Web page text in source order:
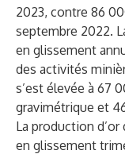
2023, contre 86
septembre 2022.
en glissement
des activités
s’est élevée à 67
gravimétrique et
La production d’or
en glissement